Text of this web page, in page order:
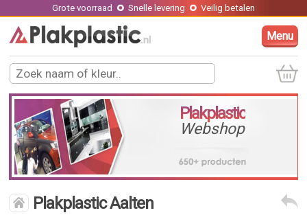
Grote voorraad Snelle levering Veilig betalen
Menu
Plakplastic
Webshop
Plakplastic Aalten